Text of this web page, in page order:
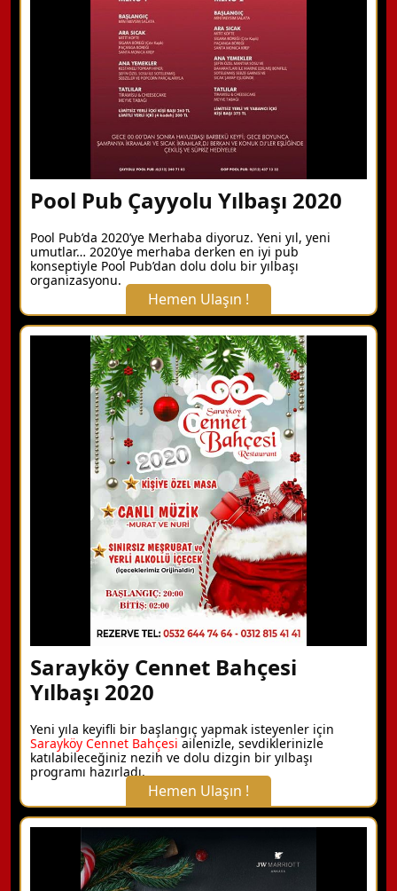
Detaylı Bilgi Alın
Pool Pub Çayyolu Yılbaşı 2020
Pool Pub’da 2020’ye Merhaba diyoruz. Yeni yıl, yeni
umutlar… 2020’ye merhaba derken en iyi pub
konseptiyle Pool Pub’dan dolu dolu bir yılbaşı
organizasyonu.
Hemen Ulaşın !
X Kapat
WhatsApp ile Bilgi Alın
Hemen Arayın
Detaylı Bilgi Alın
Sarayköy Cennet Bahçesi
Yılbaşı 2020
Yeni yıla keyifli bir başlangıç yapmak isteyenler için
Sarayköy Cennet Bahçesi ailenizle, sevdiklerinizle
katılabileceğiniz nezih ve dolu dizgin bir yılbaşı
programı hazırladı.
Hemen Ulaşın !
X Kapat
WhatsApp ile Bilgi Alın